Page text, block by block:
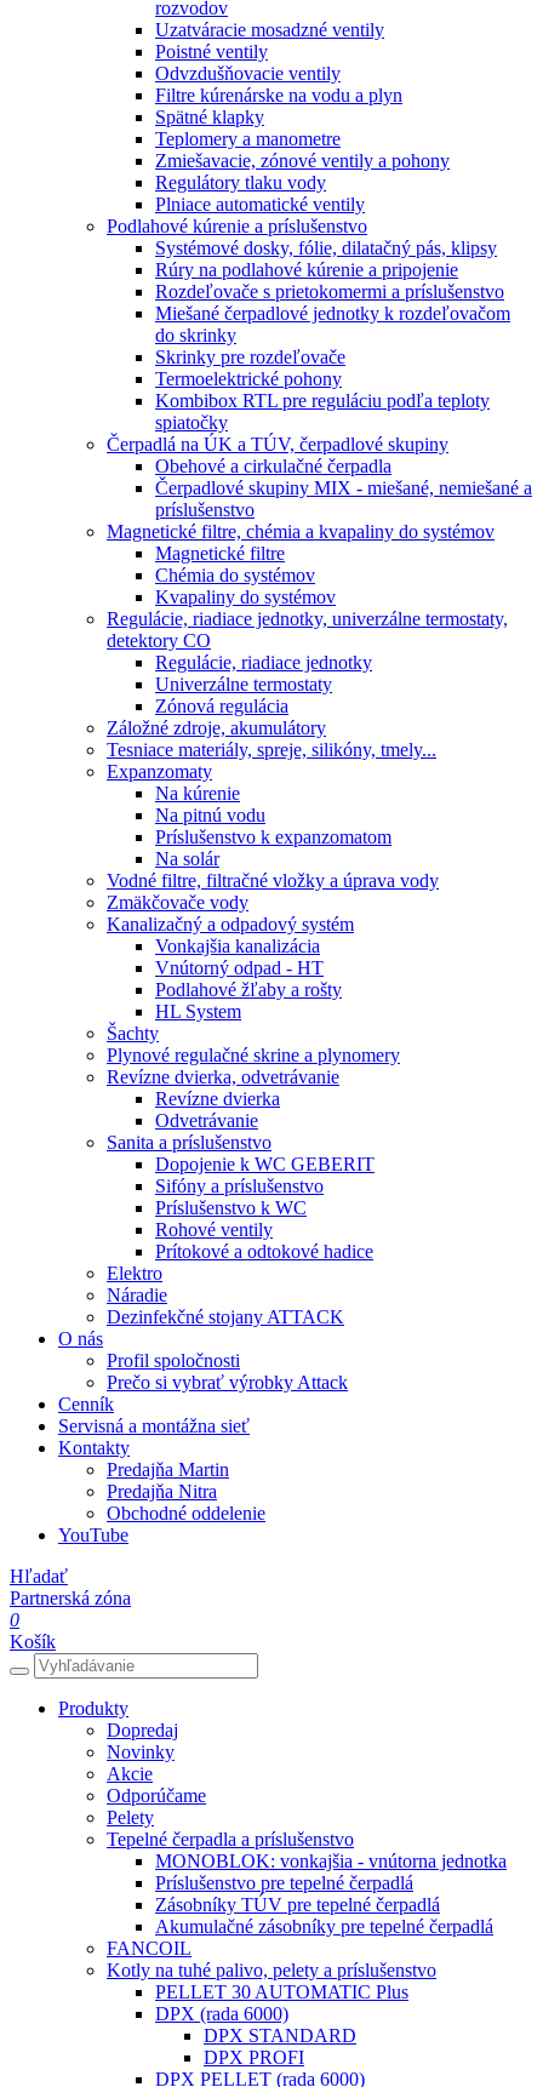
rozvodov
Uzatváracie mosadzné ventily
Poistné ventily
Odvzdušňovacie ventily
Filtre kúrenárske na vodu a plyn
Spätné klapky
Teplomery a manometre
Zmiešavacie, zónové ventily a pohony
Regulátory tlaku vody
Plniace automatické ventily
Podlahové kúrenie a príslušenstvo
Systémové dosky, fólie, dilatačný pás, klipsy
Rúry na podlahové kúrenie a pripojenie
Rozdeľovače s prietokomermi a príslušenstvo
Miešané čerpadlové jednotky k rozdeľovačom
do skrinky
Skrinky pre rozdeľovače
Termoelektrické pohony
Kombibox RTL pre reguláciu podľa teploty
spiatočky
Čerpadlá na ÚK a TÚV, čerpadlové skupiny
Obehové a cirkulačné čerpadla
Čerpadlové skupiny MIX - miešané, nemiešané a
príslušenstvo
Magnetické filtre, chémia a kvapaliny do systémov
Magnetické filtre
Chémia do systémov
Kvapaliny do systémov
Regulácie, riadiace jednotky, univerzálne termostaty,
detektory CO
Regulácie, riadiace jednotky
Univerzálne termostaty
Zónová regulácia
Záložné zdroje, akumulátory
Tesniace materiály, spreje, silikóny, tmely...
Expanzomaty
Na kúrenie
Na pitnú vodu
Príslušenstvo k expanzomatom
Na solár
Vodné filtre, filtračné vložky a úprava vody
Zmäkčovače vody
Kanalizačný a odpadový systém
Vonkajšia kanalizácia
Vnútorný odpad - HT
Podlahové žľaby a rošty
HL System
Šachty
Plynové regulačné skrine a plynomery
Revízne dvierka, odvetrávanie
Revízne dvierka
Odvetrávanie
Sanita a príslušenstvo
Dopojenie k WC GEBERIT
Sifóny a príslušenstvo
Príslušenstvo k WC
Rohové ventily
Prítokové a odtokové hadice
Elektro
Náradie
Dezinfekčné stojany ATTACK
O nás
Profil spoločnosti
Prečo si vybrať výrobky Attack
Cenník
Servisná a montážna sieť
Kontakty
Predajňa Martin
Predajňa Nitra
Obchodné oddelenie
YouTube
Hľadať
Partnerská zóna
0
Košík
Produkty
Dopredaj
Novinky
Akcie
Odporúčame
Pelety
Tepelné čerpadla a príslušenstvo
MONOBLOK: vonkajšia - vnútorna jednotka
Príslušenstvo pre tepelné čerpadlá
Zásobníky TÚV pre tepelné čerpadlá
Akumulačné zásobníky pre tepelné čerpadlá
FANCOIL
Kotly na tuhé palivo, pelety a príslušenstvo
PELLET 30 AUTOMATIC Plus
DPX (rada 6000)
DPX STANDARD
DPX PROFI
DPX PELLET (rada 6000)